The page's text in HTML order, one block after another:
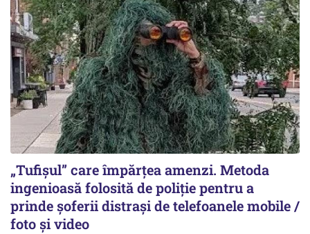
„Tufișul” care împărțea amenzi. Metoda
ingenioasă folosită de poliție pentru a
prinde șoferii distrași de telefoanele mobile /
foto și video